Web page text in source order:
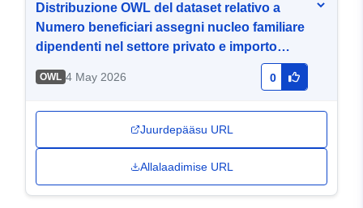
Distribuzione OWL del dataset relativo a
Numero beneficiari assegni nucleo familiare
dipendenti nel settore privato e importo
complessivo divisi per anno, regione,
qualifica e numero componenti nucleo
OWL 4 May 2026 0
Juurdepääsu URL
Allalaadimise URL